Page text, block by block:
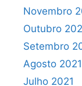
Novembro
Outubro
Setembro
Agosto 2021
Julho 2021